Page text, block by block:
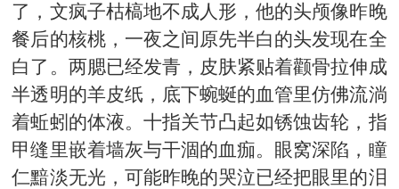
了，文疯子枯槁地不成人形，他的头颅像昨晚
餐后的核桃，一夜之间原先半白的头发现在全
白了。两腮已经发青，皮肤紧贴着颧骨拉伸成
半透明的羊皮纸，底下蜿蜒的血管里仿佛流淌
着蚯蚓的体液。十指关节凸起如锈蚀齿轮，指
甲缝里嵌着墙灰与干涸的血痂。眼窝深陷，瞳
仁黯淡无光，可能昨晚的哭泣已经把眼里的泪